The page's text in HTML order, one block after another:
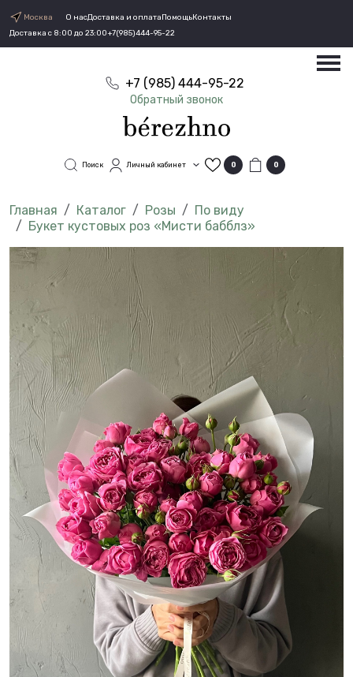
Москва О насДоставка и оплатаПомощьКонтакты
Доставка с 8:00 до 23:00+7(985)444-95-22
+7 (985) 444-95-22
Обратный звонок
Поиск Личный кабинет 0 0
Каталог Розы
По виду
Букет кустовых роз «Мисти бабблз»